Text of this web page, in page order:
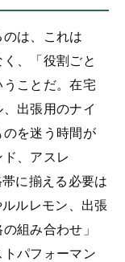
は、これは
、「役割ごと
ことだ。在宅
出張用のナイ
を迷う時間が
、アスレ
に揃える必要は
ルレモン、出張
組み合わせ」
パフォーマン